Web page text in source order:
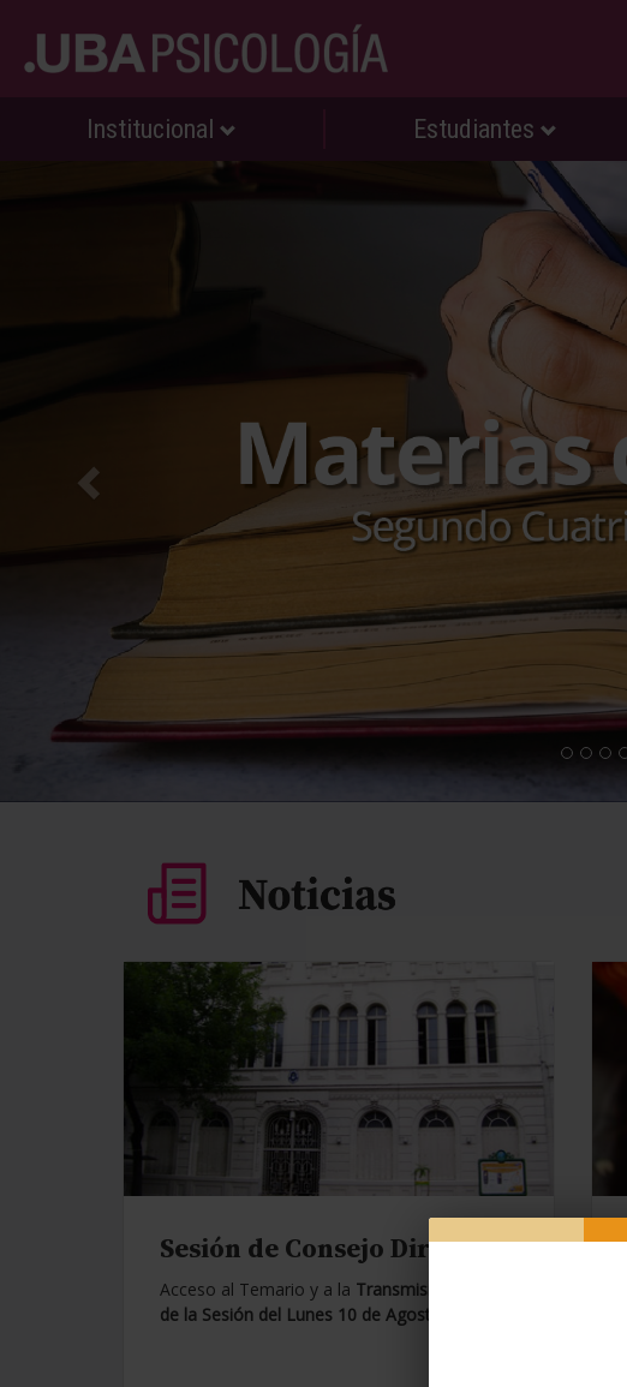
Institucional Estudiantes
Sesión de Consejo Directivo.
Acceso al Temario y a la Transmisión en Vivo
de la Sesión del Lunes 10 de Agosto de 2026.